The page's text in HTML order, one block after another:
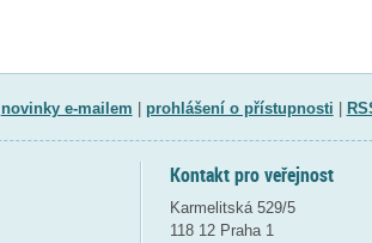
novinky e-mailem prohlášení o přístupnosti
Kontakt pro veřejnost
Karmelitská 529/5
118 12 Praha 1